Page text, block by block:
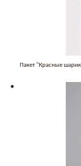
Пакет "Красные